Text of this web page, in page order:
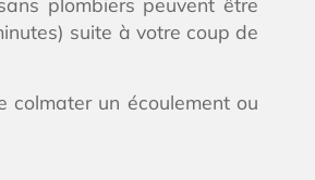
plombiers peuvent être
suite à votre coup de
colmater un écoulement ou